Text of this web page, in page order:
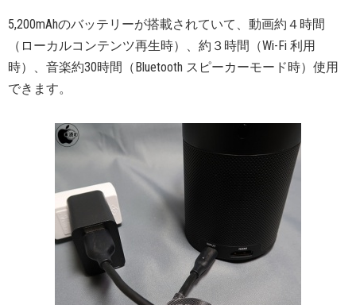
5,200mAhのバッテリーが搭載されていて、動画約４時間
（ローカルコンテンツ再生時）、約３時間（Wi-Fi 利用
時）、音楽約30時間（Bluetooth スピーカーモード時）使用
できます。